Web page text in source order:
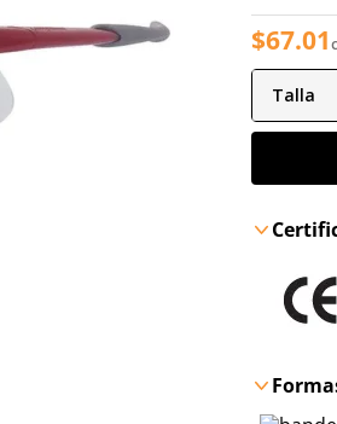
$67.01
Talla